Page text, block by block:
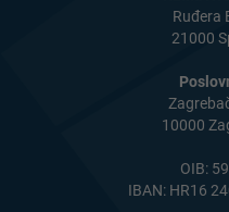
Ruđera
21000
10000
OIB:
IBAN: HR16